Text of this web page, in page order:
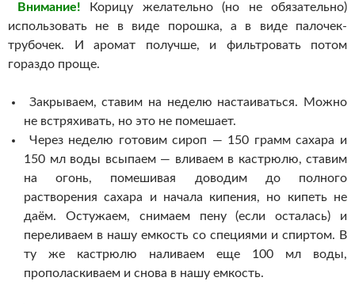
Внимание! Корицу желательно (но не обязательно)
использовать не в виде порошка, а в виде палочек-
трубочек. И аромат получше, и фильтровать потом
гораздо проще.
Закрываем, ставим на неделю настаиваться. Можно
не встряхивать, но это не помешает.
Через неделю готовим сироп — 150 грамм сахара и
150 мл воды всыпаем — вливаем в кастрюлю, ставим
на огонь, помешивая доводим до полного
растворения сахара и начала кипения, но кипеть не
даём. Остужаем, снимаем пену (если осталась) и
переливаем в нашу емкость со специями и спиртом. В
ту же кастрюлю наливаем еще 100 мл воды,
прополаскиваем и снова в нашу емкость.